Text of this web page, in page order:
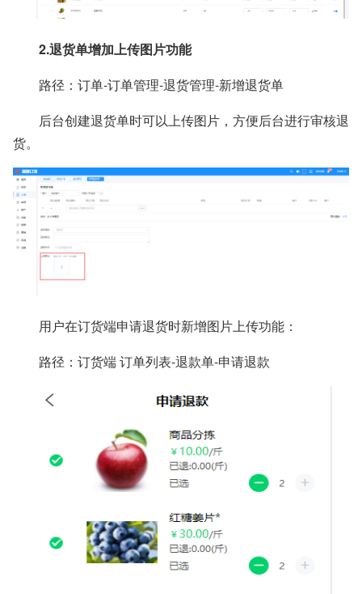
2.退货单增加上传图片功能
路径：订单-订单管理-退货管理-新增退货单
后台创建退货单时可以上传图片，方便后台进行审核退
货。
用户在订货端申请退货时新增图片上传功能：
路径：订货端 订单列表-退款单-申请退款